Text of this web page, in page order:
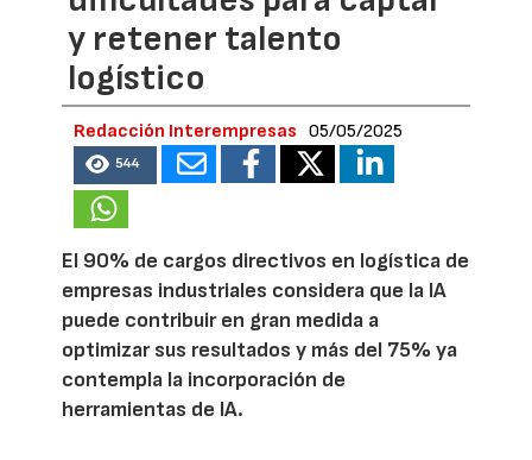
y retener talento
logístico
Redacción Interempresas 05/05/2025
544
El 90% de cargos directivos en logística de
empresas industriales considera que la IA
puede contribuir en gran medida a
optimizar sus resultados y más del 75% ya
contempla la incorporación de
herramientas de IA.